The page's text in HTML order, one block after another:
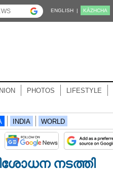
ENGLISH | KĀZHCHA
PHOTOS LIFESTYLE
INDIA WORLD
നടത്തി